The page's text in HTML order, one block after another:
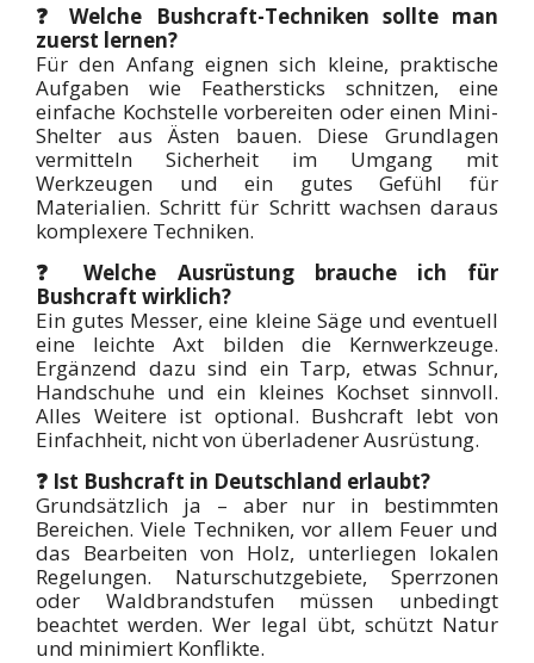
❓ Welche Bushcraft-Techniken sollte man
zuerst lernen?
Für den Anfang eignen sich kleine, praktische
Aufgaben wie Feathersticks schnitzen, eine
einfache Kochstelle vorbereiten oder einen Mini-
Shelter aus Ästen bauen. Diese Grundlagen
vermitteln Sicherheit im Umgang mit
Werkzeugen und ein gutes Gefühl für
Materialien. Schritt für Schritt wachsen daraus
komplexere Techniken.
❓ Welche Ausrüstung brauche ich für
Bushcraft wirklich?
Ein gutes Messer, eine kleine Säge und eventuell
eine leichte Axt bilden die Kernwerkzeuge.
Ergänzend dazu sind ein Tarp, etwas Schnur,
Handschuhe und ein kleines Kochset sinnvoll.
Alles Weitere ist optional. Bushcraft lebt von
Einfachheit, nicht von überladener Ausrüstung.
❓ Ist Bushcraft in Deutschland erlaubt?
Grundsätzlich ja – aber nur in bestimmten
Bereichen. Viele Techniken, vor allem Feuer und
das Bearbeiten von Holz, unterliegen lokalen
Regelungen. Naturschutzgebiete, Sperrzonen
oder Waldbrandstufen müssen unbedingt
beachtet werden. Wer legal übt, schützt Natur
und minimiert Konflikte.